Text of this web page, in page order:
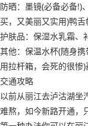
防晒：墨镜(必备必备!)
买，又美丽又实用)鸭舌
护肤品：保湿水乳霜、
其他：保温水杯(随身
用拉杆箱，会死的很惨
交通攻略
以前从丽江去泸沽湖坐
难熬，如今新路开通，